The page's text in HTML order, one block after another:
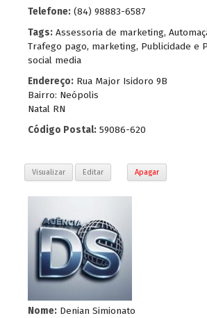
Telefone: (84) 98883-6587
Tags: Assessoria de marketing,
Trafego pago, marketing, Publicidade e
social media
Endereço: Rua Major Isidoro 9B
Bairro: Neópolis
Natal RN
Código Postal: 59086-620
Visualizar Editar Apagar
Nome: Denian Simionato